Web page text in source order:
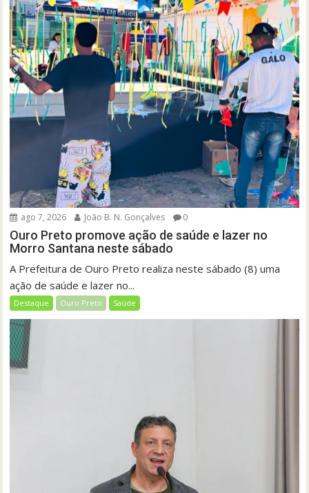
ago 7, 2026 João B. N. Gonçalves 0
Ouro Preto promove ação de saúde e lazer no
Morro Santana neste sábado
A Prefeitura de Ouro Preto realiza neste sábado (8) uma
ação de saúde e lazer no...
Destaque Ouro Preto Saúde